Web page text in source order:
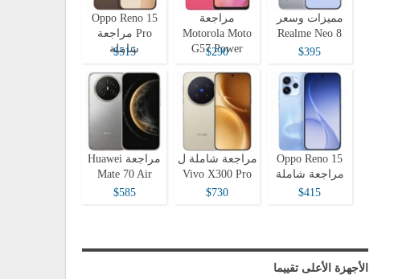
مميزات وسعر
Realme Neo 8
$395
مراجعة
Motorola Moto
G57 Power
$290
Oppo Reno 15
Pro مراجعة
شاملة
$515
Oppo Reno 15
مراجعة شاملة
$415
مراجعة شاملة ل
Vivo X300 Pro
$730
مراجعة Huawei
Mate 70 Air
$585
الأجهزة الأعلى تقييما